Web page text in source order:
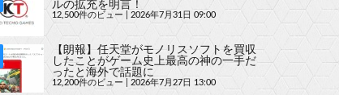
ルの拡充を明言！
12,500件のビュー 2026年7月31日 09:00
【朗報】任天堂がモノリスソフトを買収
したことがゲーム史上最高の神の一手だ
ったと海外で話題に
12,200件のビュー 2026年7月27日 13:00